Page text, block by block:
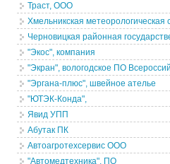
Траст, ООО
Хмельникская метеорологическая
Черновицкая районная
"Экос", компания
"Экран", вологодское ПО
"Эргана-плюс", швейное ателье
"ЮТЭК-Конда",
Явид УПП
Абутак ПК
Автоагротехсервис ООО
"Автомедтехника", ПО